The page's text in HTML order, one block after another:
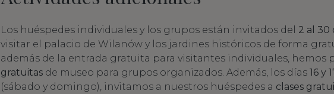
Los huéspedes individuales y los grupos están invitados del 2 al 30
visitar el palacio de Wilanów y los jardines históricos de forma
además de la entrada gratuita para visitantes individuales, hemos
gratuitas de museo para grupos organizados. Además, los días 16 y
(sábado y domingo), invitamos a nuestros huéspedes a clases